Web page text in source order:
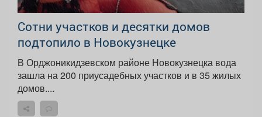
Сотни участков и десятки домов
подтопило в Новокузнецке
В Орджоникидзевском районе Новокузнецка вода
зашла на 200 приусадебных участков и в 35 жилых
домов....